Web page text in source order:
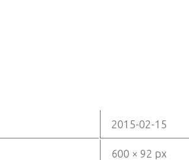
2015-02-15
600 × 92 px